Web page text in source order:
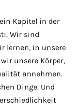
Kapitel in der
Wir sind
lernen, in unsere
unsere Körper,
annehmen.
Dinge. Und